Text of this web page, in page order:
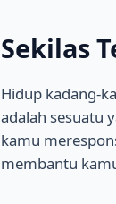
Sekilas
Hidup kadang-
adalah sesuatu
kamu
membantu